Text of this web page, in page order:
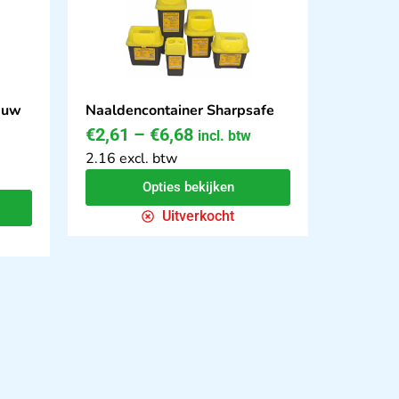
Naaldencontainer Sharpsafe
€2,61 – €6,68 incl. btw
2.16 excl. btw
Opties bekijken
Uitverkocht